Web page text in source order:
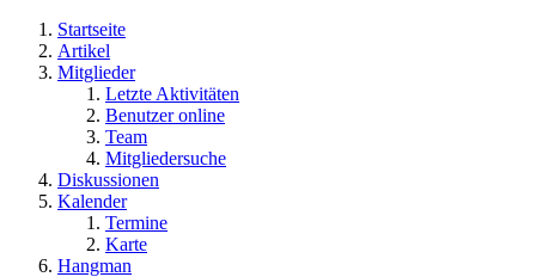
Startseite
Artikel
Mitglieder
Letzte Aktivitäten
Benutzer online
Team
Mitgliedersuche
Diskussionen
Kalender
Termine
Karte
Hangman